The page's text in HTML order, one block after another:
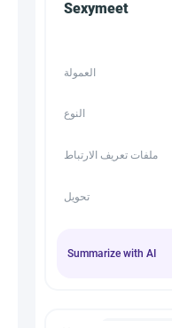
Sexymeet
العمولة
النوع
ملفات تعريف الارتباط
تحويل
Summarize with AI